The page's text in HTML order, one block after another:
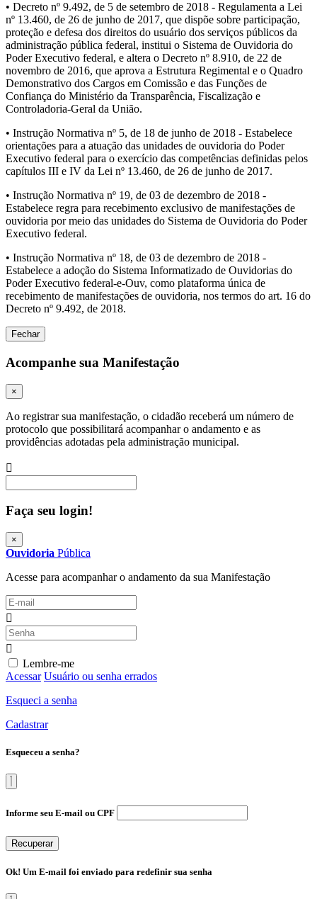
• Decreto nº 9.492, de 5 de setembro de 2018 - Regulamenta a Lei
nº 13.460, de 26 de junho de 2017, que dispõe sobre participação,
proteção e defesa dos direitos do usuário dos serviços públicos da
administração pública federal, institui o Sistema de Ouvidoria do
Poder Executivo federal, e altera o Decreto nº 8.910, de 22 de
novembro de 2016, que aprova a Estrutura Regimental e o Quadro
Demonstrativo dos Cargos em Comissão e das Funções de
Confiança do Ministério da Transparência, Fiscalização e
Controladoria-Geral da União.
• Instrução Normativa nº 5, de 18 de junho de 2018 - Estabelece
orientações para a atuação das unidades de ouvidoria do Poder
Executivo federal para o exercício das competências definidas pelos
capítulos III e IV da Lei nº 13.460, de 26 de junho de 2017.
• Instrução Normativa nº 19, de 03 de dezembro de 2018 -
Estabelece regra para recebimento exclusivo de manifestações de
ouvidoria por meio das unidades do Sistema de Ouvidoria do Poder
Executivo federal.
• Instrução Normativa nº 18, de 03 de dezembro de 2018 -
Estabelece a adoção do Sistema Informatizado de Ouvidorias do
Poder Executivo federal-e-Ouv, como plataforma única de
recebimento de manifestações de ouvidoria, nos termos do art. 16 do
Decreto nº 9.492, de 2018.
Fechar
Acompanhe sua Manifestação
×
Ao registrar sua manifestação, o cidadão receberá um número de
protocolo que possibilitará acompanhar o andamento e as
providências adotadas pela administração municipal.
Faça seu login!
×
Ouvidoria Pública
Acesse para acompanhar o andamento da sua Manifestação
Lembre-me
Acessar Usuário ou senha errados
Esqueci a senha
Cadastrar
Esqueceu a senha?
Informe seu E-mail ou CPF
Recuperar
Ok! Um E-mail foi enviado para redefinir sua senha